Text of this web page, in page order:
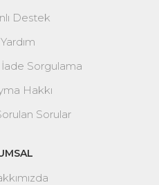
Destek
Yardım
İade Sorgulama
Hakkı
Sorular